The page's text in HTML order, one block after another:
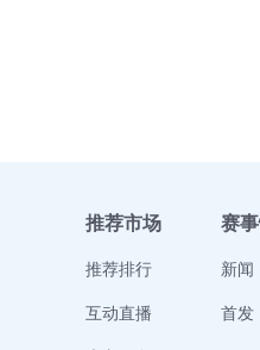
推荐市场
推荐排行
互动直播
赛
新闻
首发